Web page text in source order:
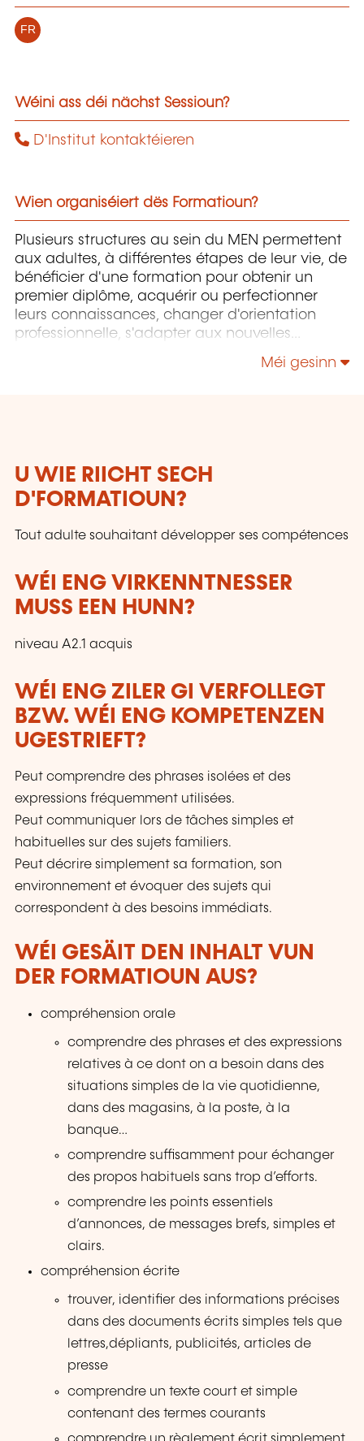
FR
Wéini ass déi nächst Sessioun?
D'Institut kontaktéieren
Wien organiséiert dës Formatioun?
Plusieurs structures au sein du MEN permettent
aux adultes, à différentes étapes de leur vie, de
bénéficier d'une formation pour obtenir un
premier diplôme, acquérir ou perfectionner
leurs connaissances, changer d'orientation
professionnelle, s'adapter aux nouvelles
technologies, enrichir leur culture personnelle...
Méi gesinn
U WIE RIICHT SECH
D'FORMATIOUN?
Tout adulte souhaitant développer ses compétences
WÉI ENG VIRKENNTNESSER
MUSS EEN HUNN?
niveau A2.1 acquis
WÉI ENG ZILER GI VERFOLLEGT
BZW. WÉI ENG KOMPETENZEN
UGESTRIEFT?
Peut comprendre des phrases isolées et des
expressions fréquemment utilisées.
Peut communiquer lors de tâches simples et
habituelles sur des sujets familiers.
Peut décrire simplement sa formation, son
environnement et évoquer des sujets qui
correspondent à des besoins immédiats.
WÉI GESÄIT DEN INHALT VUN
DER FORMATIOUN AUS?
compréhension orale
comprendre des phrases et des expressions
relatives à ce dont on a besoin dans des
situations simples de la vie quotidienne,
dans des magasins, à la poste, à la
banque…
comprendre suffisamment pour échanger
des propos habituels sans trop d’efforts.
comprendre les points essentiels
d’annonces, de messages brefs, simples et
clairs.
compréhension écrite
trouver, identifier des informations précises
dans des documents écrits simples tels que
lettres,dépliants, publicités, articles de
presse
comprendre un texte court et simple
contenant des termes courants